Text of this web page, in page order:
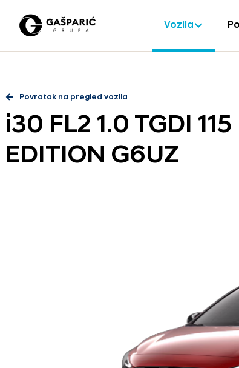
Vozila
Povratak na pregled vozila
i30 FL2 1.0 TGDI
EDITION G6UZ